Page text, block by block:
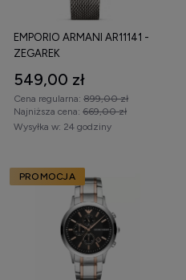
EMPORIO ARMANI AR11141 -
ZEGAREK
549,00 zł
Cena regularna: 899,00 zł
Najniższa cena: 669,00 zł
Wysyłka w: 24 godziny
PROMOCJA